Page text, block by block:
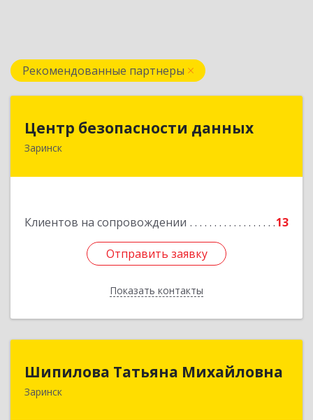
Рекомендованные партнеры
Центр безопасности данных
Заринск
Клиентов на сопровождении 13
Отправить заявку
Показать контакты
Центр безопасности данных
659100, Алтайский край, Заринск г, Таратынова
Отправить заявку
Назад
Шипилова Татьяна Михайловна
Заринск
Шипилова Татьяна Михайловна